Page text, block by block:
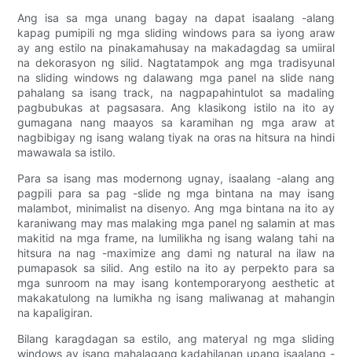
Ang isa sa mga unang bagay na dapat isaalang -alang
kapag pumipili ng mga sliding windows para sa iyong araw
ay ang estilo na pinakamahusay na makadagdag sa umiiral
na dekorasyon ng silid. Nagtatampok ang mga tradisyunal
na sliding windows ng dalawang mga panel na slide nang
pahalang sa isang track, na nagpapahintulot sa madaling
pagbubukas at pagsasara. Ang klasikong istilo na ito ay
gumagana nang maayos sa karamihan ng mga araw at
nagbibigay ng isang walang tiyak na oras na hitsura na hindi
mawawala sa istilo.
Para sa isang mas modernong ugnay, isaalang -alang ang
pagpili para sa pag -slide ng mga bintana na may isang
malambot, minimalist na disenyo. Ang mga bintana na ito ay
karaniwang may mas malaking mga panel ng salamin at mas
makitid na mga frame, na lumilikha ng isang walang tahi na
hitsura na nag -maximize ang dami ng natural na ilaw na
pumapasok sa silid. Ang estilo na ito ay perpekto para sa
mga sunroom na may isang kontemporaryong aesthetic at
makakatulong na lumikha ng isang maliwanag at mahangin
na kapaligiran.
Bilang karagdagan sa estilo, ang materyal ng mga sliding
windows ay isang mahalagang kadahilanan upang isaalang -